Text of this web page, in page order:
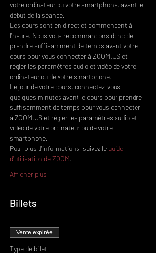
votre ordinateur ou votre smartphone, avant le
début de la séance.
Les cours sont en direct et commencent à
l'heure. Nous vous recommandons donc de
prendre suffisamment de temps avant votre
cours pour vous connecter à ZOOM.US et
régler les paramètres audio et vidéo de votre
ordinateur ou de votre smartphone.
Le jour de votre cours, connectez-vous
quelques minutes avant le cours pour prendre
suffisamment de temps pour vous connecter
à ZOOM.US et régler les paramètres audio et
vidéo de votre ordinateur ou de votre
smartphone.
Pour plus d'informations, suivez le guide
d'utilisation de ZOOM.
Afficher plus
Billets
Vente expirée
Type de billet